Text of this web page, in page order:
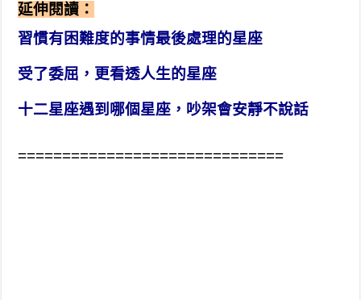
延伸閱讀：
習慣有困難度的事情最後處理的星座
受了委屈，更看透人生的星座
十二星座遇到哪個星座，吵架會安靜不說話
==============================